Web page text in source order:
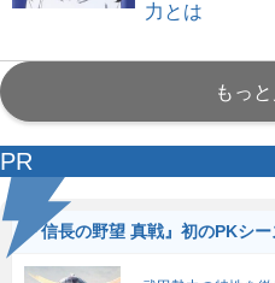
力とは
もっ
PR
『信長の野望 真戦』初のPKシ